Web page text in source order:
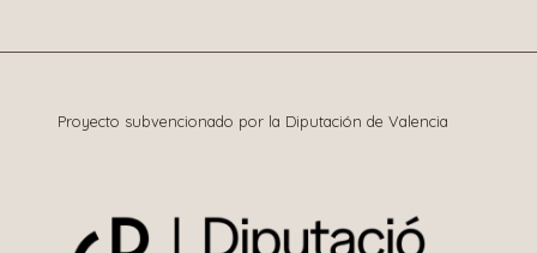
Proyecto subvencionado por la Diputación de Valencia